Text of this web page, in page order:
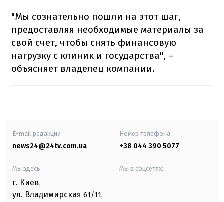
"Мы сознательно пошли на этот шаг,
предоставляя необходимые материалы за
свой счет, чтобы снять финансовую
нагрузку с клиник и государства", –
объясняет владелец компании.
E-mail редакции
news24@24tv.com.ua
Номер телефона:
+38 044 390 5077
Мы здесь:
г. Киев,
ул. Владимирская 61/11,
Мы в соцсетях: